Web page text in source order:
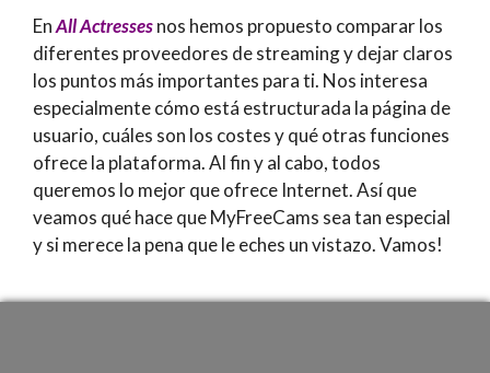
EnAll Actressesnos hemos propuesto comparar los
diferentes proveedores de streaming y dejar claros
los puntos más importantes para ti. Nos interesa
especialmente cómo está estructurada la página de
usuario, cuáles son los costes y qué otras funciones
ofrece la plataforma. Al fin y al cabo, todos
queremos lo mejor que ofrece Internet. Así que
veamos qué hace que MyFreeCams sea tan especial
y si merece la pena que le eches un vistazo. Vamos!